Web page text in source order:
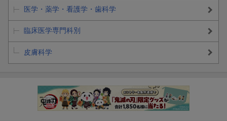
医学・薬学・看護学・歯科学
臨床医学専門科別
皮膚科学